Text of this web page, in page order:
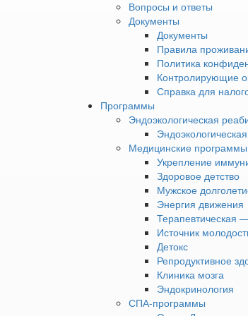
Вопросы и ответы
Документы
Документы
Правила
Политика
Контролирующие
Справка для
Программы
Эндоэкологическая
Медицинские программы
Укрепление
Здоровое детство
Мужское
Энергия движения
Терапевтическая
Источник
Детокс
Репродуктивное
Клиника мозга
Эндокринология
СПА-программы
Контролирующие
органы
Справка
для
налогового
Программы ›
Эндоэкологическая
реабилитация
Эндоэкологическая
реабилитация
по
методике
Ю. М.
Левина
Медицинские
программы
Укрепление
иммунитета